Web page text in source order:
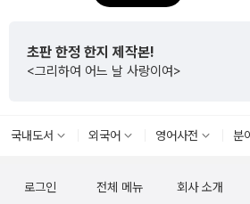
초판 한정 한지 제작본!
<그리하여 어느 날 사랑이여>
국내도서 외국어 영어사전 분
로그인 전체 메뉴 회사 소개